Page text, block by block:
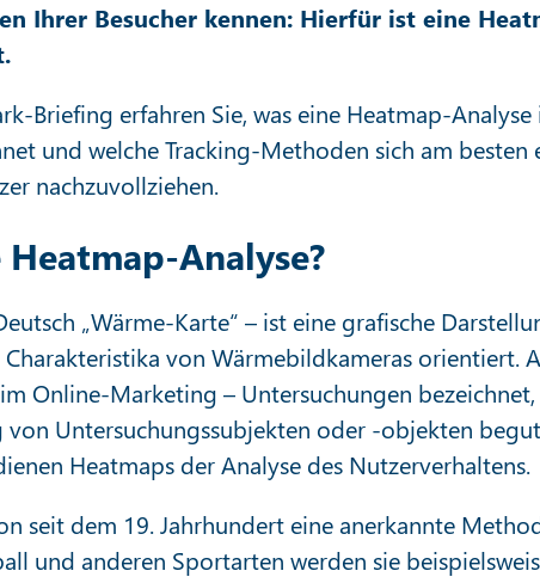
Ihrer Besucher kennen: Hierfür ist eine
Briefing erfahren Sie, was eine Heatmap-
und welche Tracking-Methoden sich am besten
nachzuvollziehen.
Analyse?
„Wärme-Karte“ – ist eine grafische
von Wärmebildkameras orientiert.
Online-Marketing – Untersuchungen
von Untersuchungssubjekten oder -objekten
Heatmaps der Analyse des Nutzerverhaltens.
seit dem 19. Jahrhundert eine anerkannte
und anderen Sportarten werden sie